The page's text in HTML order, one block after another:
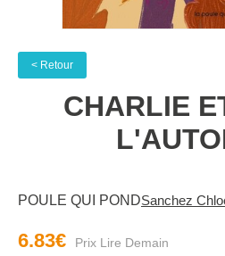
< Retour
CHARLIE
POULE QUI PONDSanchez
6.83€